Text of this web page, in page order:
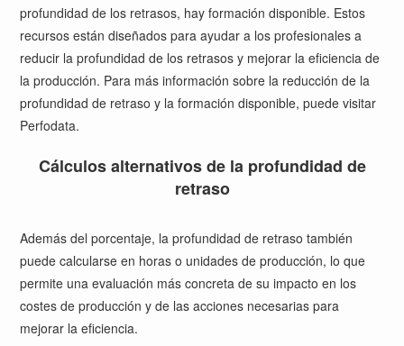
profundidad de los retrasos, hay formación disponible. Estos
recursos están diseñados para ayudar a los profesionales a
reducir la profundidad de los retrasos y mejorar la eficiencia de
la producción. Para más información sobre la reducción de la
profundidad de retraso y la formación disponible, puede visitar
Perfodata.
Cálculos alternativos de la profundidad de
retraso
Además del porcentaje, la profundidad de retraso también
puede calcularse en horas o unidades de producción, lo que
permite una evaluación más concreta de su impacto en los
costes de producción y de las acciones necesarias para
mejorar la eficiencia.